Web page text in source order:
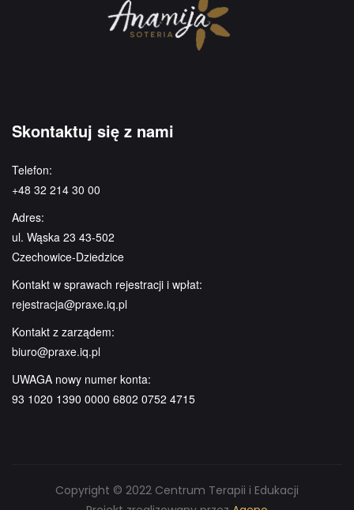
Skontaktuj się z nami
Telefon:
+48 32 214 30 00
Adres:
ul. Wąska 23 43-502
Czechowice-Dziedzice
Kontakt w sprawach rejestracji i wpłat:
rejestracja@praxe.iq.pl
Kontakt z zarządem:
biuro@praxe.iq.pl
UWAGA nowy numer konta:
93 1020 1390 0000 6802 0752 4715
Copyright © 2022 Centrum Terapii i Edukacji